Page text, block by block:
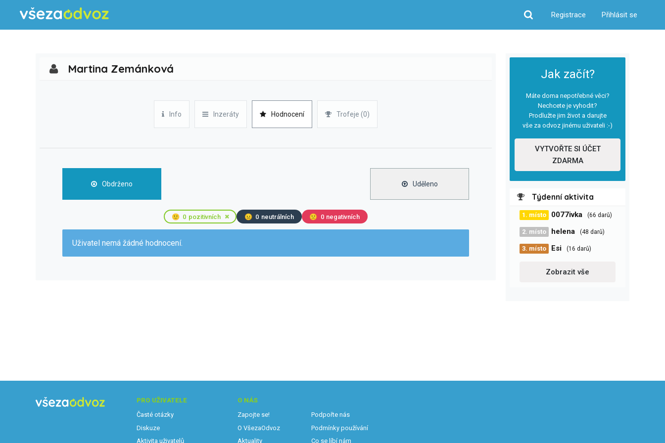
Hledat
Registrace Přihlásit se
Jak začít?
Máte doma nepotřebné věci?
Nechcete je vyhodit?
Prodlužte jim život a darujte
vše za odvoz jinému uživateli :-)
VYTVOŘTE SI ÚČET
ZDARMA
Týdenní aktivita
1. místo 0077ivka (66 darů)
2. místo helena (48 darů)
3. místo Esi (16 darů)
Zobrazit vše
Martina Zemánková
Info Inzeráty Hodnocení Trofeje (0)
Obdrženo Uděleno
🙂 0 pozitivních 😐 0 neutrálních 🙁 0 negativních
Uživatel nemá žádné hodnocení.
PRO UŽIVATELE
Časté otázky
Diskuze
Aktivita uživatelů
O NÁS
Zapojte se!
O VšezaOdvoz
Aktuality
Podpořte nás
Podmínky používání
Co se líbí nám